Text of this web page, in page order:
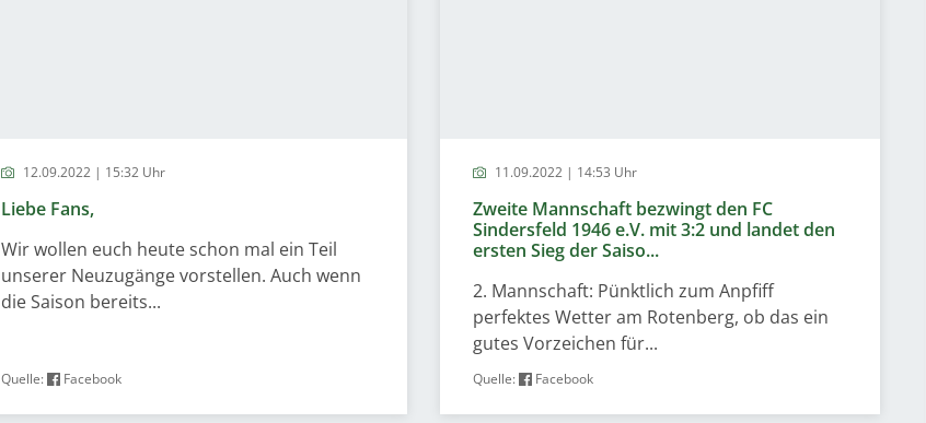
12.09.2022 | 15:32 Uhr
Liebe Fans,
Wir wollen euch heute schon mal ein Teil
unserer Neuzugänge vorstellen. Auch wenn
die Saison bereits...
Quelle: Facebook
11.09.2022 | 14:53 Uhr
Zweite Mannschaft bezwingt den FC
Sindersfeld 1946 e.V. mit 3:2 und landet den
ersten Sieg der Saiso...
2. Mannschaft: Pünktlich zum Anpfiff
perfektes Wetter am Rotenberg, ob das ein
gutes Vorzeichen für...
Quelle: Facebook